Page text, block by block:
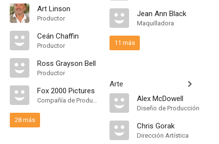
Art Linson
Productor
Ceán Chaffin
Productor
Ross Grayson Bell
Productor
Fox 2000 Pictures
Compañía de Produccion
28 más
Jean Ann Black
Maquilladora
11 más
Arte
Alex McDowell
Diseño de Producción
Chris Gorak
Dirección Artística